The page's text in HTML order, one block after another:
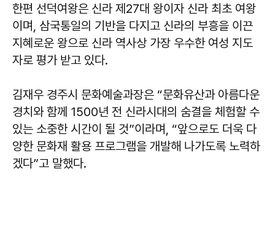
한편 선덕여왕은 신라 제27대 왕이자 신라 최초 여왕
이며, 삼국통일의 기반을 다지고 신라의 부흥을 이끈
지혜로운 왕으로 신라 역사상 가장 우수한 여성 지도
자로 평가 받고 있다.
김재우 경주시 문화예술과장은 “문화유산과 아름다운
경치와 함께 1500년 전 신라시대의 숨결을 체험할 수
있는 소중한 시간이 될 것”이라며, “앞으로도 더욱 다
양한 문화재 활용 프로그램을 개발해 나가도록 노력하
겠다”고 말했다.